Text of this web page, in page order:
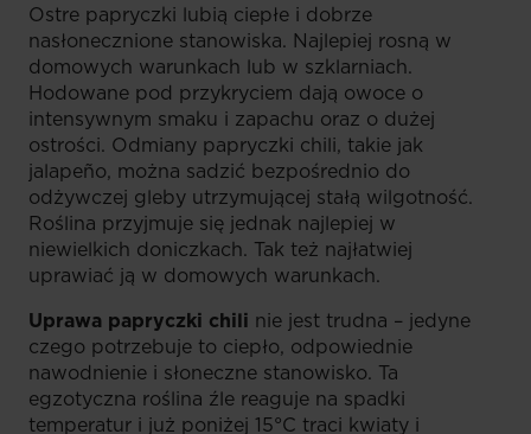
Ostre papryczki lubią ciepłe i dobrze
nasłonecznione stanowiska. Najlepiej rosną w
domowych warunkach lub w szklarniach.
Hodowane pod przykryciem dają owoce o
intensywnym smaku i zapachu oraz o dużej
ostrości. Odmiany papryczki chili, takie jak
jalapeño, można sadzić bezpośrednio do
odżywczej gleby utrzymującej stałą wilgotność.
Roślina przyjmuje się jednak najlepiej w
niewielkich doniczkach. Tak też najłatwiej
uprawiać ją w domowych warunkach.
Uprawa papryczki chili nie jest trudna – jedyne
czego potrzebuje to ciepło, odpowiednie
nawodnienie i słoneczne stanowisko. Ta
egzotyczna roślina źle reaguje na spadki
temperatur i już poniżej 15°C traci kwiaty i